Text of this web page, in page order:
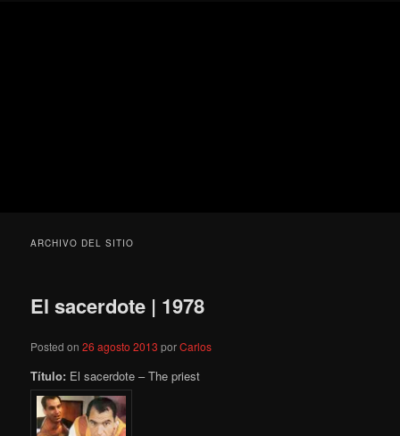
ARCHIVO DEL SITIO
El sacerdote | 1978
Posted on26 agosto 2013 porCarlos
Título: El sacerdote – The priest